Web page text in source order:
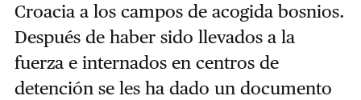
Croacia a los campos de acogida bosnios.
Después de haber sido llevados a la
fuerza e internados en centros de
detención se les ha dado un documento